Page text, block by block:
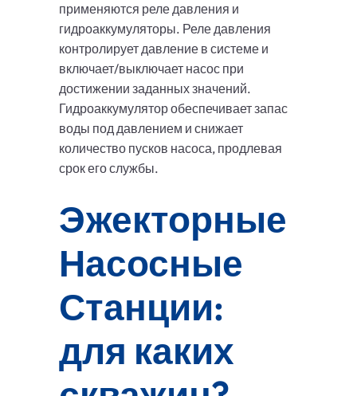
применяются реле давления и
гидроаккумуляторы. Реле давления
контролирует давление в системе и
включает/выключает насос при
достижении заданных значений.
Гидроаккумулятор обеспечивает запас
воды под давлением и снижает
количество пусков насоса, продлевая
срок его службы.
Эжекторные
Насосные
Станции:
для каких